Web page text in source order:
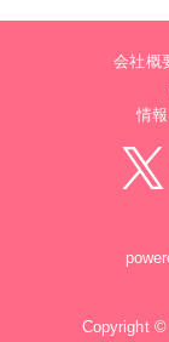
会社概
情
Copyright ©